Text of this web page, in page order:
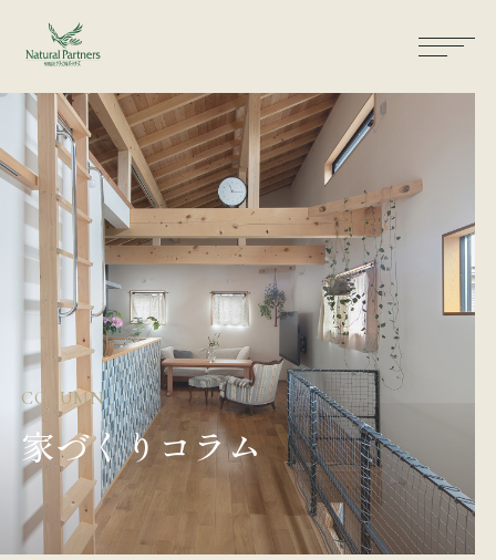
COLUMN
家づくりコラム
ナパスの想い
大工が建てる家
気候風土適応住宅
性能・素材
リノベーション
住まいができるまで
保証・保険
土地をお探しの方へ